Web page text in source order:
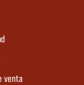
venta